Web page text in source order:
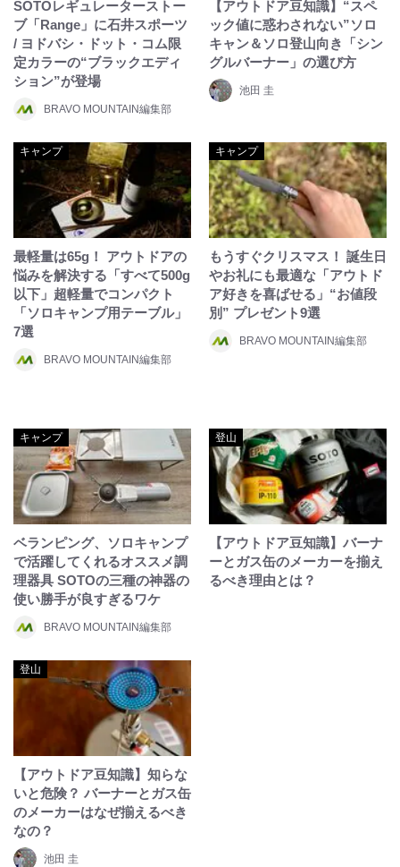
SOTOレギュレーターストー
ブ「Range」に石井スポーツ
/ ヨドバシ・ドット・コム限
定カラーの“ブラックエディ
ション”が登場
BRAVO MOUNTAIN編集部
【アウトドア豆知識】“スペ
ック値に惑わされない”ソロ
キャン＆ソロ登山向き「シン
グルバーナー」の選び方
池田 圭
キャンプ
最軽量は65g！ アウトドアの
悩みを解決する「すべて500g
以下」超軽量でコンパクト
「ソロキャンプ用テーブル」
7選
BRAVO MOUNTAIN編集部
キャンプ
もうすぐクリスマス！ 誕生日
やお礼にも最適な「アウトド
ア好きを喜ばせる」“お値段
別” プレゼント9選
BRAVO MOUNTAIN編集部
キャンプ
ベランピング、ソロキャンプ
で活躍してくれるオススメ調
理器具 SOTOの三種の神器の
使い勝手が良すぎるワケ
BRAVO MOUNTAIN編集部
登山
【アウトドア豆知識】バーナ
ーとガス缶のメーカーを揃え
るべき理由とは？
登山
【アウトドア豆知識】知らな
いと危険？ バーナーとガス缶
のメーカーはなぜ揃えるべき
なの？
池田 圭